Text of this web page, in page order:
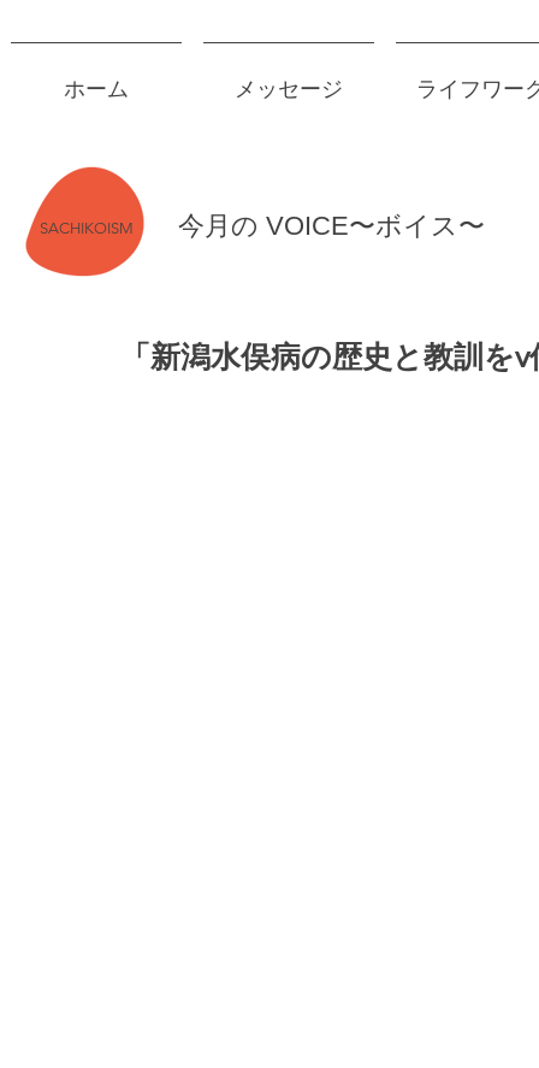
ホーム メッセージ ライフワー
SACHIKOISM 今月の VOICE〜ボイス〜
「新潟水俣病の歴史と教訓を